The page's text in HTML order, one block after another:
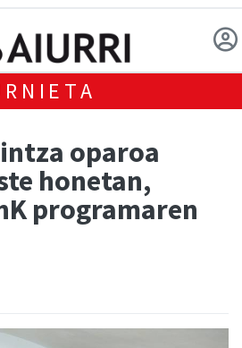
oparoa
honetan,
programaren